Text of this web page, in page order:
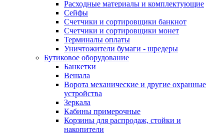
Расходные материалы и комплектующие
Сейфы
Счетчики и сортировщики банкнот
Счетчики и сортировщики монет
Терминалы оплаты
Уничтожители бумаги - шредеры
Бутиковое оборудование
Банкетки
Вешала
Ворота механические и другие охранные
устройства
Зеркала
Кабины примерочные
Корзины для распродаж, стойки и
накопители